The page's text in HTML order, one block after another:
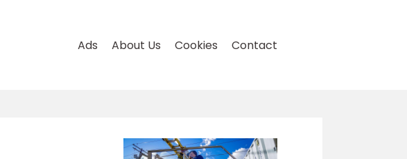
Ads About Us Cookies Contact